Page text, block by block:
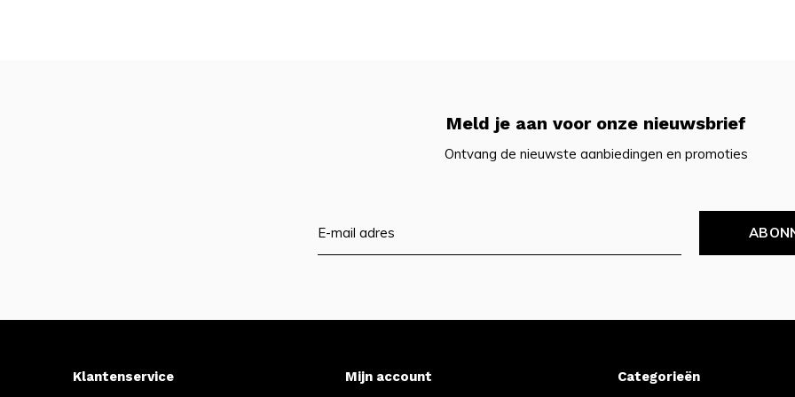
Meld je aan voor onze nieuwsbrief
Ontvang de nieuwste aanbiedingen en promoties
Klantenservice Mijn account Categorieën